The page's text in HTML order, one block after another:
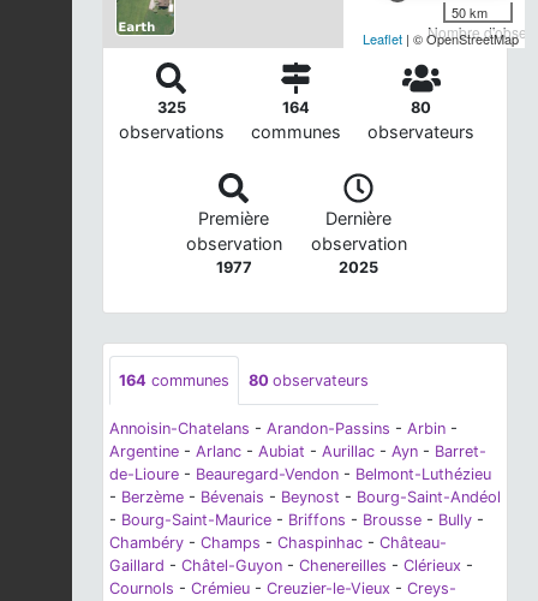
Nombre
50 km
Leaflet | © OpenStreetMap
325
observations
164
communes
80
observateurs
Première
observation
1977
Dernière
observation
2025
164 communes 80 observateurs
Annoisin-Chatelans - Arandon-Passins - Arbin -
Argentine - Arlanc - Aubiat - Aurillac - Ayn - Barret-
de-Lioure - Beauregard-Vendon - Belmont-Luthézieu
- Berzème - Bévenais - Beynost - Bourg-Saint-Andéol
- Bourg-Saint-Maurice - Briffons - Brousse - Bully -
Chambéry - Champs - Chaspinhac - Château-
Gaillard - Châtel-Guyon - Chenereilles - Clérieux -
Cournols - Crémieu - Creuzier-le-Vieux - Creys-